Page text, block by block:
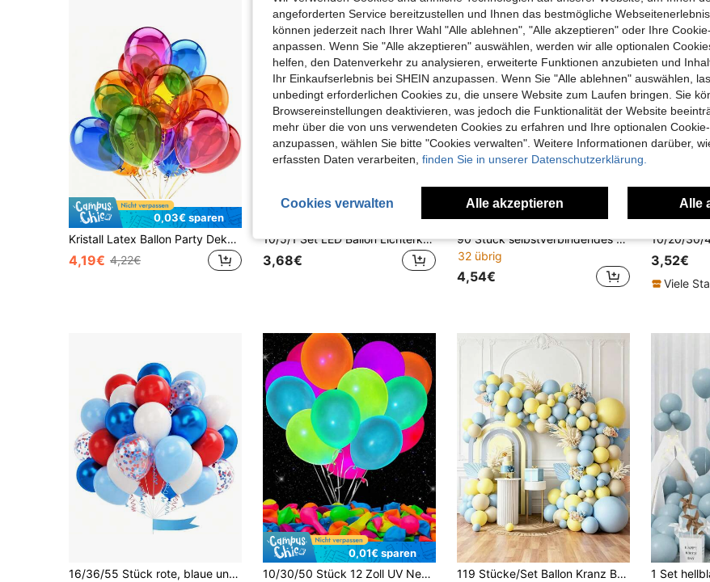
0,03€ sparen
Kristall Latex Ballon Party Dekorationszubehör - 21 Stück 10-Zoll transparente/kristallblaue/kristallfarbene gemischte Latex Rundballons, verwendet für Hochzeitsdekoration, Abschlussfeiern, Brautpartys, Geburtstags-Seifenblasen-Partys, Weihnachten, Neujahr
4,19€ 4,22€
10/5/1 Set LED Ballon Lichterkette, transparentes Bobo Ball Design, charmante leuchtende LED Bobo Bälle mit kühler weißer Lichterkette, geeignet für Geburtstag, Hochzeit, Jahrestag, Valentinstag und Weihnachtsdekoration
3,68€
90 Stück selbstverbindendes Latex-Ballon-Girlanden-Bogen-Set mit Verbindern, Regenbogen-Mischfarben DIY Ballon-Wanddekoration, geeignet für Geburtstag, Babyparty, Hochzeit und Brautparty Dekoration
32 übrig
4,54€
3,52€
Viele
16/36/55 Stück rote, blaue und weiße Blumenkranz-Dekoration, 10 Zoll Latexballons und Aluminiumfolienballons, geeignet für Geburtstage, Hochzeiten, Babypartys, Abschlussfeiern, Winteroutfits, Vatertag, Unabhängigkeitstag.
0,01€ sparen
10/30/50 Stück 12 Zoll UV Neon Leuchtendes Luftballon, Neon Leuchtende Party Luftballons für Halloween Dekoration, Leuchtend im Dunkeln Luftballons für Geburtstags Dekoration Hochzeit Leuchtende Party Zubehör Schwarzlicht reagierende Fluoreszenz Luftballons, Weihnachten
119 Stücke/Set Ballon Kranz Bogen Set, 18/12/10/5 Zoll weiße, sandgelbe, hellblaue Ballons, verwendet für Baby-Shower-Thema, Geburtstags-Gender-Enthüllung, Braut-Hochzeit, Abschlussfeier, Jubiläumsfeier Dekoration
angeforderten Service bereitzustellen und Ihnen das bestmögliche
können jederzeit nach Ihrer Wahl "Alle ablehnen", "Alle akzeptieren" oder Ihre
anpassen. Wenn Sie "Alle akzeptieren" auswählen, werden wir alle optionalen
helfen, den Datenverkehr zu analysieren, erweiterte Funktionen anzubieten und
Ihr Einkaufserlebnis bei SHEIN anzupassen. Wenn Sie "Alle ablehnen" auswählen,
unbedingt erforderlichen Cookies zu, die unsere Website zum Laufen bringen. Sie
Browsereinstellungen deaktivieren, was jedoch die Funktionalität der Website
mehr über die von uns verwendeten Cookies zu erfahren und Ihre optionalen
anzupassen, wählen Sie bitte "Cookies verwalten". Weitere Informationen darüber,
erfassten Daten verarbeiten, finden Sie in unserer Datenschutzerklärung.
Cookies verwalten Alle akzeptieren Alle